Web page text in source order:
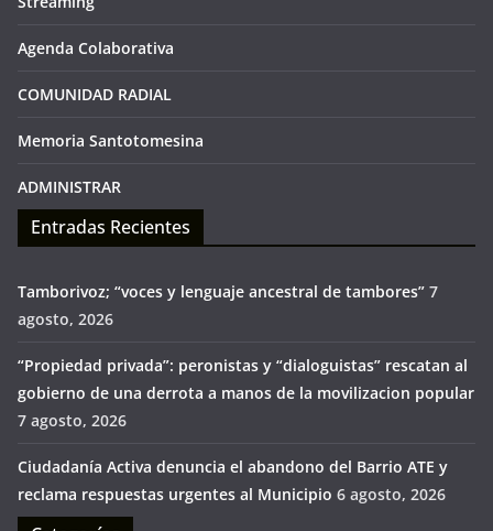
Agenda Colaborativa
COMUNIDAD RADIAL
Memoria Santotomesina
ADMINISTRAR
Entradas Recientes
Tamborivoz; “voces y lenguaje ancestral de tambores” 7
agosto, 2026
“Propiedad privada”: peronistas y “dialoguistas” rescatan al
gobierno de una derrota a manos de la movilizacion popular
7 agosto, 2026
Ciudadanía Activa denuncia el abandono del Barrio ATE y
reclama respuestas urgentes al Municipio 6 agosto, 2026